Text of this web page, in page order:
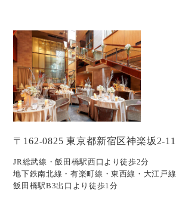
〒162-0825 東京都新宿区神楽坂2-11
JR総武線・飯田橋駅西口より徒歩2分
地下鉄南北線・有楽町線・東西線・大江戸線
飯田橋駅B3出口より徒歩1分